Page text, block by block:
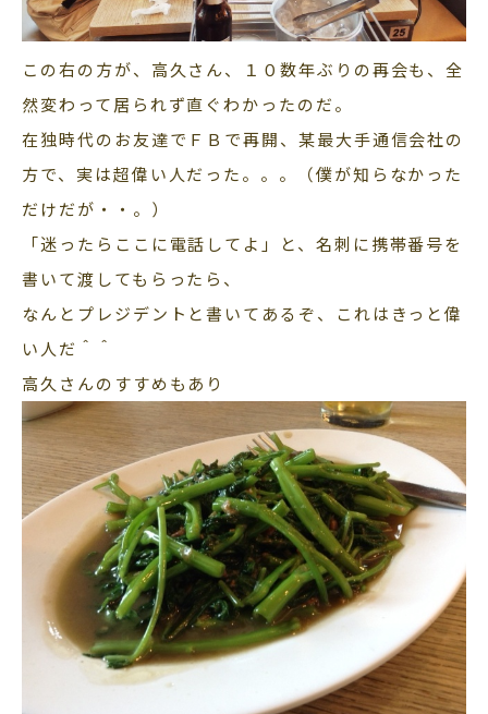
この右の方が、高久さん、１０数年ぶりの再会も、全
然変わって居られず直ぐわかったのだ。
在独時代のお友達でＦＢで再開、某最大手通信会社の
方で、実は超偉い人だった。。。（僕が知らなかった
だけだが・・。）
「迷ったらここに電話してよ」と、名刺に携帯番号を
書いて渡してもらったら、
なんとプレジデントと書いてあるぞ、これはきっと偉
い人だ＾＾
高久さんのすすめもあり